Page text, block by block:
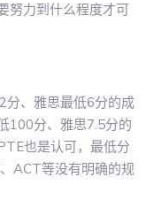
努力到什么程度才可
分、雅思最低6分的成
100分、雅思7.5分的
也是认可，最低分
ACT等没有明确的规